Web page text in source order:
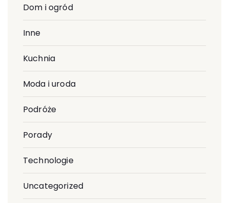
Dom i ogród
Inne
Kuchnia
Moda i uroda
Podróże
Porady
Technologie
Uncategorized